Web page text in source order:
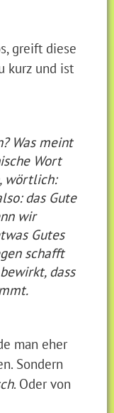
greift diese
kurz und ist
Was meint
Wort
wörtlich:
das Gute
wir
Gutes
schafft
dass
man eher
Sondern
. Oder von